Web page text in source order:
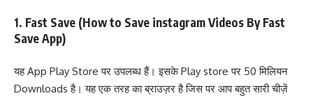
1. Fast Save (How to Save instagram Videos By Fast
Save App)
यह App Play Store पर उपलब्ध हैं। इसके Play store पर 50 मिलियन
Downloads है। यह एक तरह का ब्राउज़र है जिस पर आप बहुत सारी चीज़ें